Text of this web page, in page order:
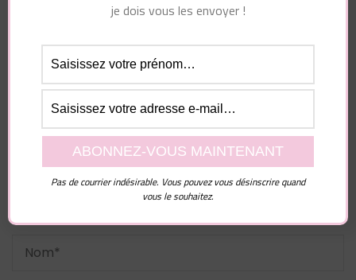
Votre adresse e-mail ne sera pas publiée.
Commentaire
Nom*
je dois vous les envoyer !
Pas de courrier indésirable. Vous pouvez vous désinscrire quand
vous le souhaitez.